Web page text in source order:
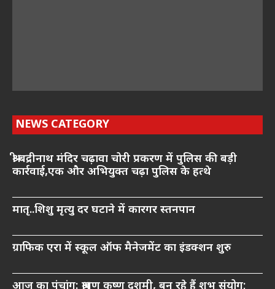
NEWS CATEGORY
श्री बद्रीनाथ मंदिर चढ़ावा चोरी प्रकरण में पुलिस की बड़ी
कार्रवाई,एक और अभियुक्त चढ़ा पुलिस के हत्थे
मातृ..शिशु मृत्यु दर घटाने में कारगर स्तनपान
ग्राफिक एरा में स्कूल ऑफ मैनेजमेंट का इंडक्शन शुरु